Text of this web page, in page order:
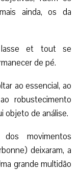
ainda, os da
et tout se
de pé.
ao essencial, ao
robustecimento
objeto de análise.
movimentos
deixaram, a
grande multidão